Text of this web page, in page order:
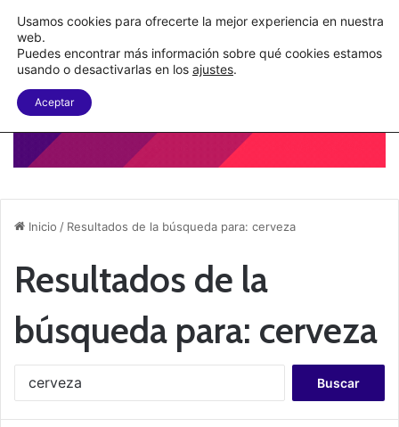
Nueva Ley Aduanera eleva el costo de los errores documentales
Menu
Inicio / Resultados de la búsqueda para: cerveza
Resultados de la
búsqueda para: cerveza
Usamos cookies para ofrecerte la mejor experiencia en nuestra
web.
Puedes encontrar más información sobre qué cookies estamos
usando o desactivarlas en los ajustes.
Aceptar